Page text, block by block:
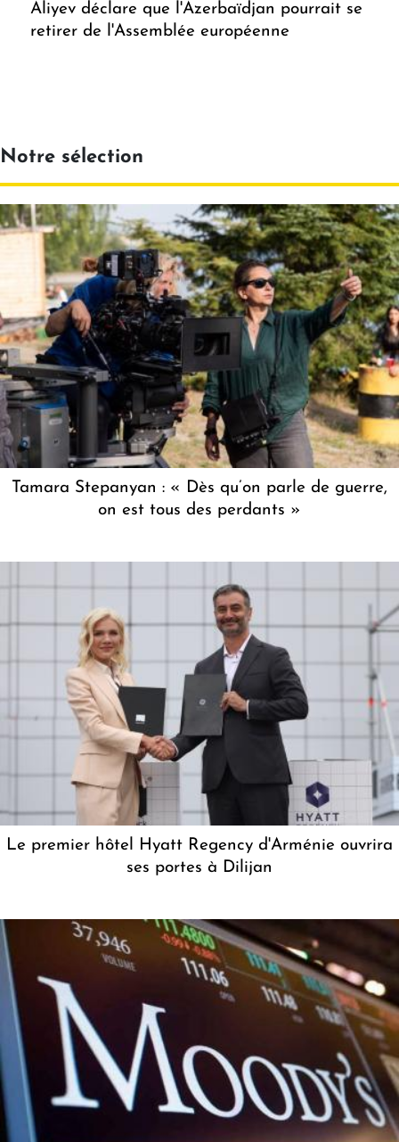
Aliyev déclare que l'Azerbaïdjan pourrait se
retirer de l'Assemblée européenne
Notre sélection
Tamara Stepanyan : « Dès qu’on parle de guerre,
on est tous des perdants »
Le premier hôtel Hyatt Regency d'Arménie ouvrira
ses portes à Dilijan